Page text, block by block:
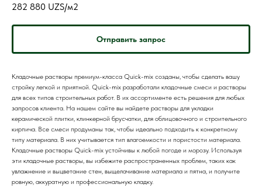
282 880 UZS/м2
Отправить запрос
Кладочные растворы премиум-класса Quick-mix созданы, чтобы сделать вашу
стройку легкой и приятной. Quick-mix разработали кладочные смеси и растворы
для всех типов строительных работ. В их ассортименте есть решения для любых
запросов клиента. На нашем сайте вы найдете растворы для укладки
керамической плитки, клинкерной брусчатки, для облицовочного и строительного
кирпича. Все смеси продуманы так, чтобы идеально подходить к конкретному
типу материала. В них учитывается тип влагоемкости и пористости материала.
Кладочные растворы Quick-mix устойчивы к любой погоде и морозу. Используя
эти кладочные растворы, вы избежите распространенных проблем, таких как
увлажнение и выцветание стен, выщелачивание материала и пятна, и получите
ровную, аккуратную и профессиональную кладку.